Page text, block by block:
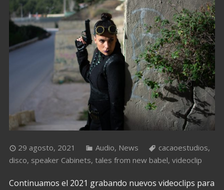
29 agosto, 2021 Audio, News cacaoestudios,
disco, speaker Cabinets, tales from new babel, videoclip
Continuamos el 2021 grabando nuevos videoclips para